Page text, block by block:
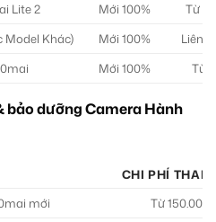
Lite 2
Mới 100%
Từ
Model Khác)
Mới 100%
Liên
Mới 100% Từ
bảo dưỡng Camera Hành
CHI PHÍ
mới
Từ 150.000